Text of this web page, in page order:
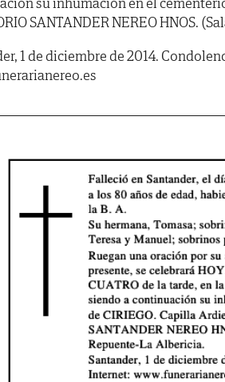
SANTANDER NEREO HNOS.
1 de diciembre de 2014.